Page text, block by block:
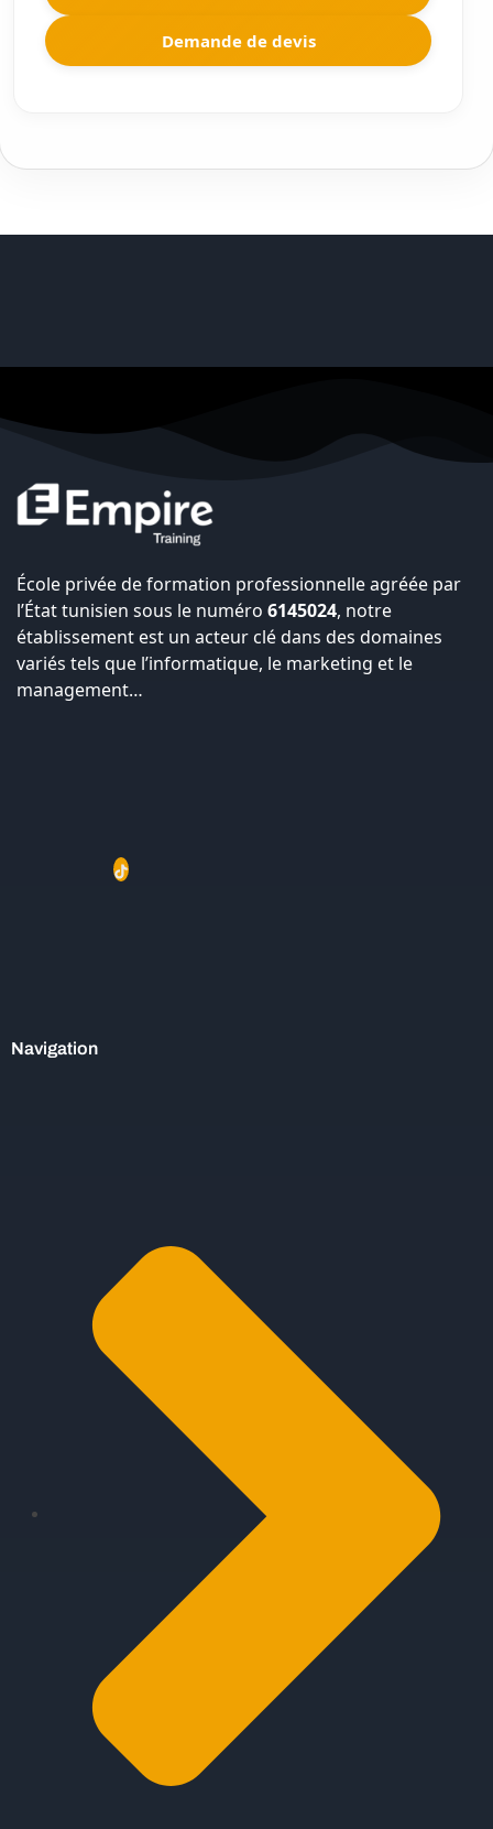
Demande de devis
École privée de formation professionnelle agréée par
l’État tunisien sous le numéro 6145024, notre
établissement est un acteur clé dans des domaines
variés tels que l’informatique, le marketing et le
management…
Navigation